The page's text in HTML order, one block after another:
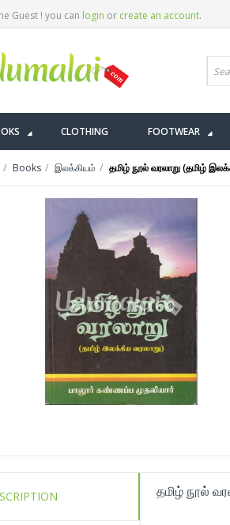
Guest ! you can login or create an account.
CLOTHING FOOTWEAR
Books இலக்கியம் தமிழ் நூல் வரலாறு (தமிழ்
தமிழ் நூல்